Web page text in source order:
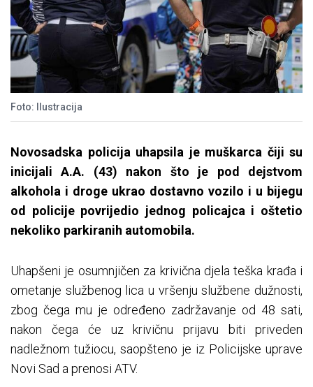
Foto: Ilustracija
Novosadska policija uhapsila je muškarca čiji su
inicijali A.A. (43) nakon što je pod dejstvom
alkohola i droge ukrao dostavno vozilo i u bijegu
od policije povrijedio jednog policajca i oštetio
nekoliko parkiranih automobila.
Uhapšeni je osumnjičen za krivična djela teška krađa i
ometanje službenog lica u vršenju službene dužnosti,
zbog čega mu je određeno zadržavanje od 48 sati,
nakon čega će uz krivičnu prijavu biti priveden
nadležnom tužiocu, saopšteno je iz Policijske uprave
Novi Sad a prenosi ATV.